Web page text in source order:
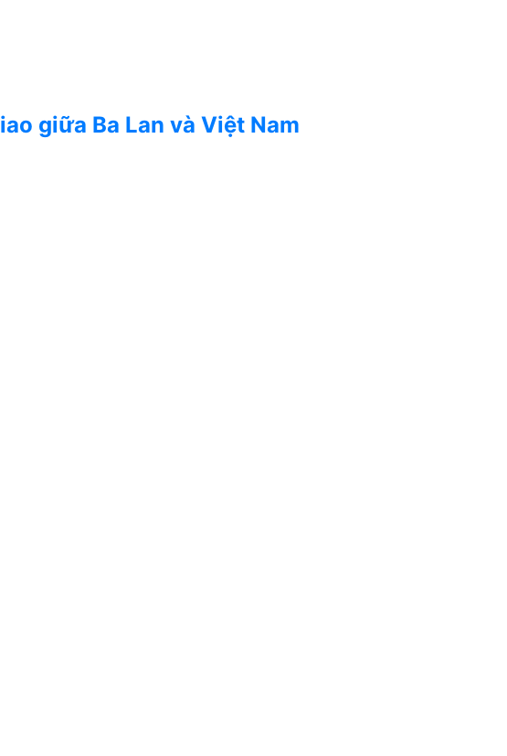
giữa Ba Lan và Việt Nam